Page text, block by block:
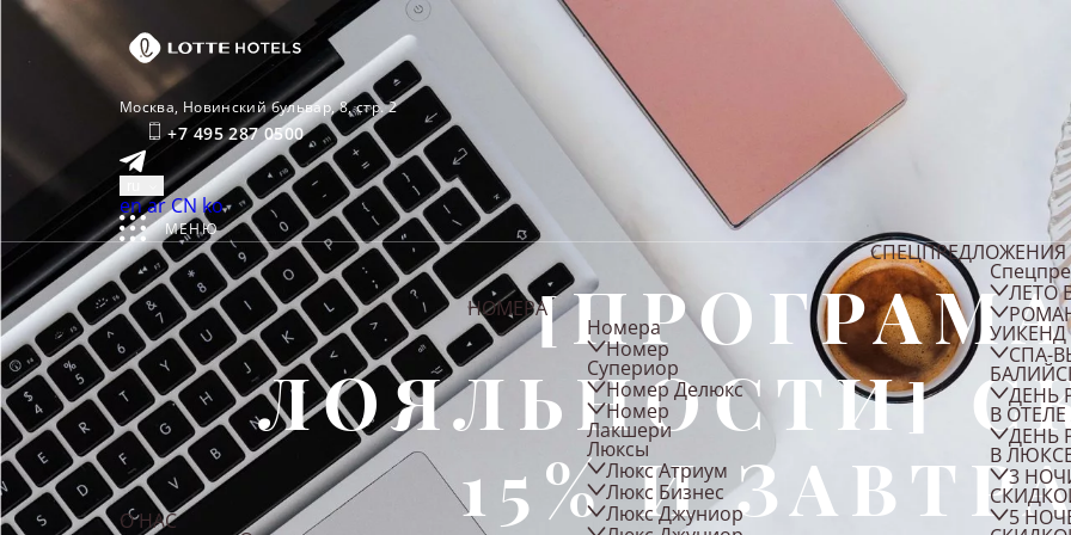
Москва, Новинский бульвар, 8, стр. 2
+7 495 287 0500
English
enالعربية
ar中文
CN한국어
ko
МЕНЮ
О НАС
НОМЕРА
Номера
Номер
Супериор
Номер Делюкс
Номер
Лакшери
Люксы
Люкс Атриум
Люкс Бизнес
Люкс Джуниор
СПЕЦПРЕДЛОЖЕНИЯ
ЛЕТО
УИКЕНД
СПА-
ДЕНЬ
В
ДЕНЬ
В
3
5
[ПРОГРАМА
ЛОЯЛЬНОСТИ]
15% И